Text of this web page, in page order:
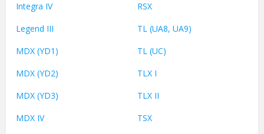
Integra IV
Legend III
MDX (YD1)
MDX (YD2)
MDX (YD3)
MDX IV
RSX
TL (UA8, UA9)
TL (UC)
TLX I
TLX II
TSX